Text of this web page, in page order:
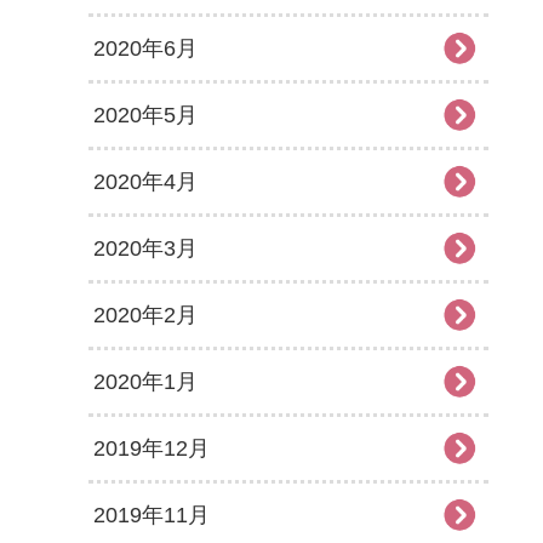
2020年6月
2020年5月
2020年4月
2020年3月
2020年2月
2020年1月
2019年12月
2019年11月